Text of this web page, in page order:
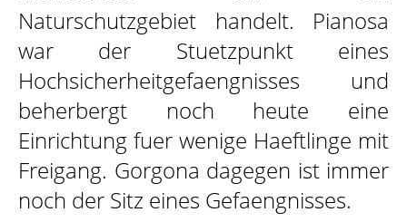
Naturschutzgebiet handelt. Pianosa
war der Stuetzpunkt eines
Hochsicherheitgefaengnisses und
beherbergt noch heute eine
Einrichtung fuer wenige Haeftlinge mit
Freigang. Gorgona dagegen ist immer
noch der Sitz eines Gefaengnisses.